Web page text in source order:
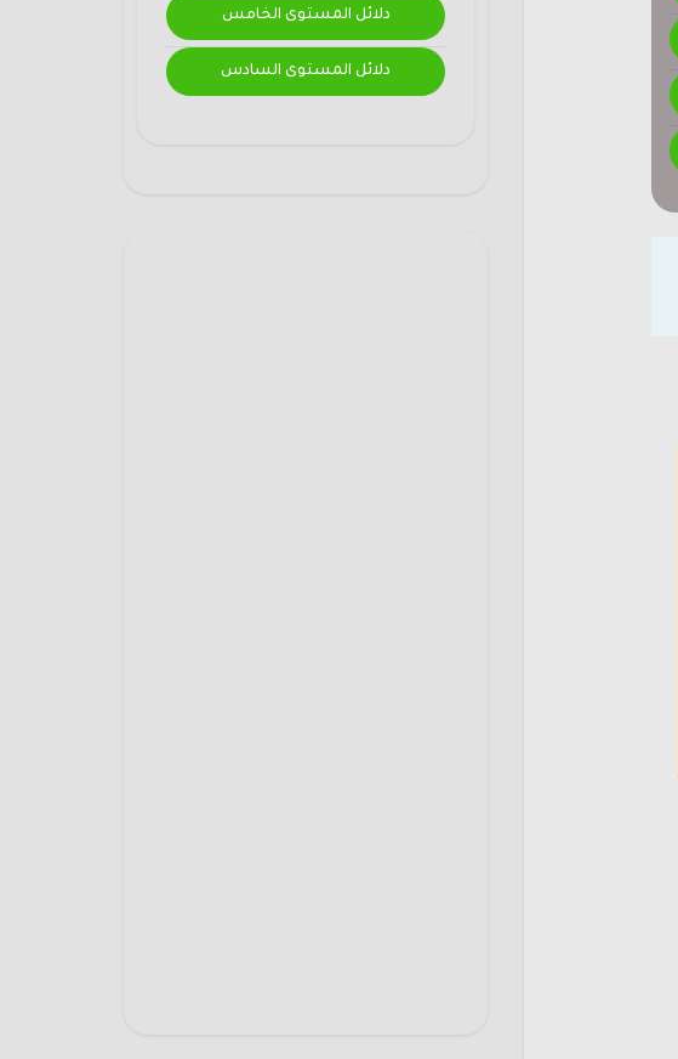
دلائل المستوى الخامس
دلائل المستوى السادس